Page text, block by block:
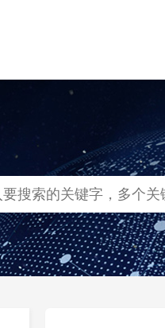
软件定制